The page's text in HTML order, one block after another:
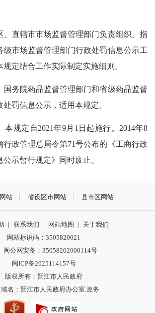
直辖市市场监督管理部门负责组织、指
级市场监督管理部门行政处罚信息公示工
定结合工作实际制定实施细则。
院药品监督管理部门和省级药品监督
罚信息公示，适用本规定。
定自2021年9月1日起施行。2014年8
行政管理总局令第71号公布的《工商行政
示暂行规定》同时废止。
站 省设区市网站 县市区网站
| 联系我们 | 网站地图 | 关于我们
网站标识码：3505820021
闽公网安备：35058202000114号
闽ICP备2025114157号
版权所有：晋江市人民政府
名：晋江市人民政府办公室.政务